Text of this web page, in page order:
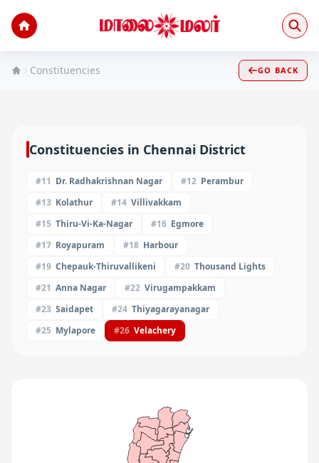
Constituencies GO BACK
Constituencies in Chennai District
#11 Dr. Radhakrishnan Nagar #12 Perambur
#13 Kolathur #14 Villivakkam
#15 Thiru-Vi-Ka-Nagar #16 Egmore
#17 Royapuram #18 Harbour
#19 Chepauk-Thiruvallikeni #20 Thousand Lights
#21 Anna Nagar #22 Virugampakkam
#23 Saidapet #24 Thiyagarayanagar
#25 Mylapore #26 Velachery